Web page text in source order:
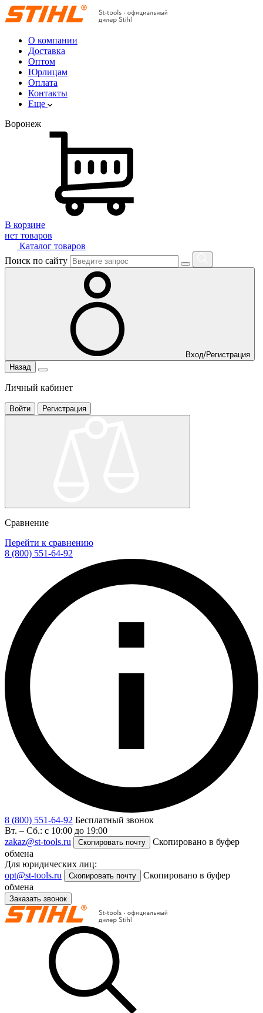
О компании
Доставка
Оптом
Юрлицам
Оплата
Контакты
Еще
Воронеж
В корзине
нет товаров
Каталог товаров
Поиск по сайту
Вход/Регистрация
Назад
Личный кабинет
Войти Регистрация
Сравнение
Перейти к сравнению
8 (800) 551-64-92
8 (800) 551-64-92 Бесплатный звонок
Вт. – Сб.: с 10:00 до 19:00
zakaz@st-tools.ru
Скопировать почту
Скопировано в буфер
обмена
Для юридических лиц:
opt@st-tools.ru
Скопировать почту
Скопировано в буфер
обмена
Заказать звонок